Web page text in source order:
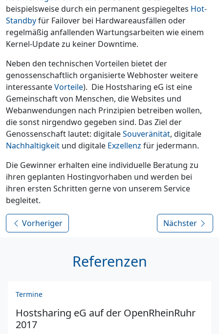
beispielsweise durch ein permanent gespiegeltes Hot-
Standbyfür Failover bei Hardwareausfällen oder
regelmäßig anfallenden Wartungsarbeiten wie einem
Kernel-Update zu keiner Downtime.
Neben den technischen Vorteilen bietet der
genossenschaftlich organisierte Webhoster weitere
interessanteVorteile). Die Hostsharing eG ist eine
Gemeinschaft von Menschen, die Websites und
Webanwendungen nach Prinzipien betreiben wollen,
die sonst nirgendwo gegeben sind. Das Ziel der
Genossenschaft lautet: digitaleSouveränität, digitale
Nachhaltigkeit und digitale Exzellenz für jedermann.
Die Gewinner erhalten eine individuelle Beratung zu
ihren geplanten Hostingvorhaben und werden bei
ihren ersten Schritten gerne von unserem Service
begleitet.
Vorheriger Nächster
Referenzen
Termine
Hostsharing eG auf der OpenRheinRuhr
2017